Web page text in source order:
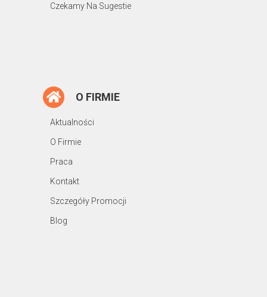
Czekamy Na Sugestie
O FIRMIE
Aktualności
O Firmie
Praca
Kontakt
Szczegóły Promocji
Blog